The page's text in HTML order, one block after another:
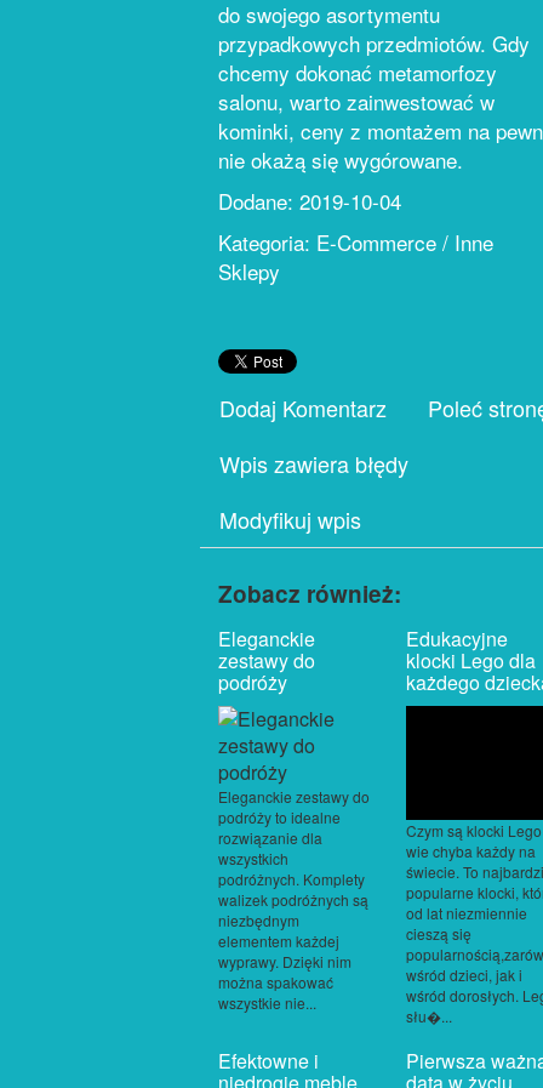
do swojego asortymentu
przypadkowych przedmiotów. Gdy
chcemy dokonać metamorfozy
salonu, warto zainwestować w
kominki, ceny z montażem na
nie okażą się wygórowane.
Dodane: 2019-10-04
Kategoria: E-Commerce / Inne
Sklepy
Dodaj Komentarz
Poleć
Wpis zawiera błędy
Modyfikuj wpis
Zobacz również:
Eleganckie
zestawy do
podróży
Eleganckie zestawy do
podróży to idealne
rozwiązanie dla
wszystkich
podróżnych. Komplety
walizek podróżnych są
niezbędnym
elementem każdej
wyprawy. Dzięki nim
można spakować
wszystkie nie...
Edukacyjne
klocki Lego dla
każdego
Czym są klocki Lego
wie chyba każdy na
świecie. To
popularne klocki,
od lat niezmiennie
cieszą się
wśród dzieci, jak i
wśród dorosłych.
słu�...
Efektowne i
niedrogie meble
Pierwsza
data w życiu